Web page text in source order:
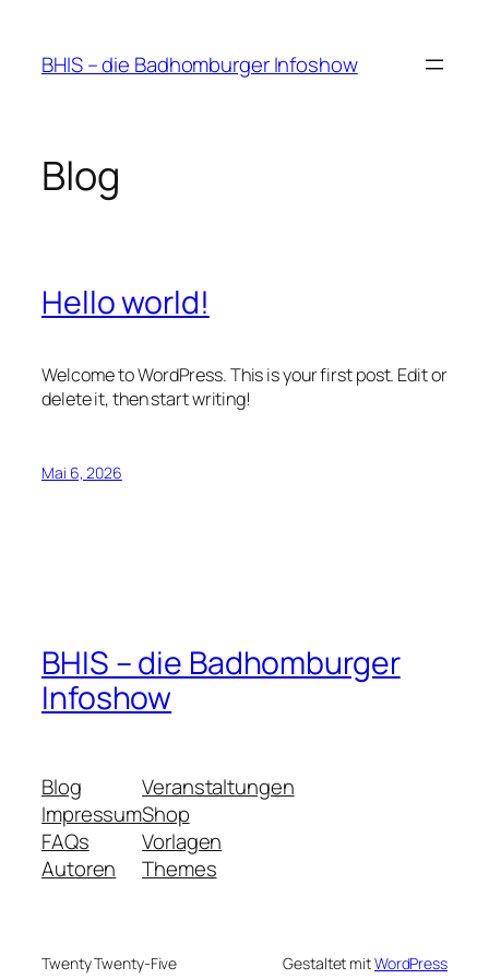
springen
BHIS – die Badhomburger Infoshow
Blog
Hello world!
Welcome to WordPress. This is your first post. Edit or
delete it, then start writing!
Mai 6, 2026
BHIS – die Badhomburger
Infoshow
Blog
Impressum
FAQs
Autoren
Veranstaltungen
Shop
Vorlagen
Themes
Twenty Twenty-Five Gestaltet mitWordPress